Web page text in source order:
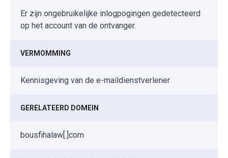
Er zijn ongebruikelijke inlogpogingen gedetecteerd
op het account van de ontvanger.
VERMOMMING
Kennisgeving van de e-maildienstverlener
GERELATEERD DOMEIN
bousfihalaw[.]com